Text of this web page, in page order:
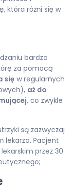
która różni się w
bardzo
za pomocą
się w regularnych
aż do
, co zwykle
są zazwyczaj
lekarza. Pacjent
przez 30